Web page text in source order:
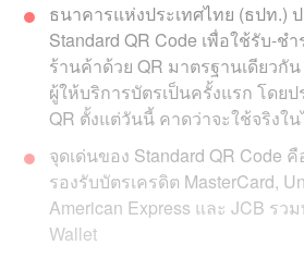
ธนาคารแห่งประเทศไทย (ธปท.)
Standard QR Code เพื่อใช้รับ-ช
ร้านค้าด้วย QR มาตรฐานเดียวกั
ผู้ให้บริการบัตรเป็นครั้งแรก โดยป
QR ตั้งแต่วันนี้ คาดว่าจะใช้จริงใ
จุดเด่นของ Standard QR Code
รองรับบัตรเครดิต MasterCard,
American Express และ JCB รว
Wallet